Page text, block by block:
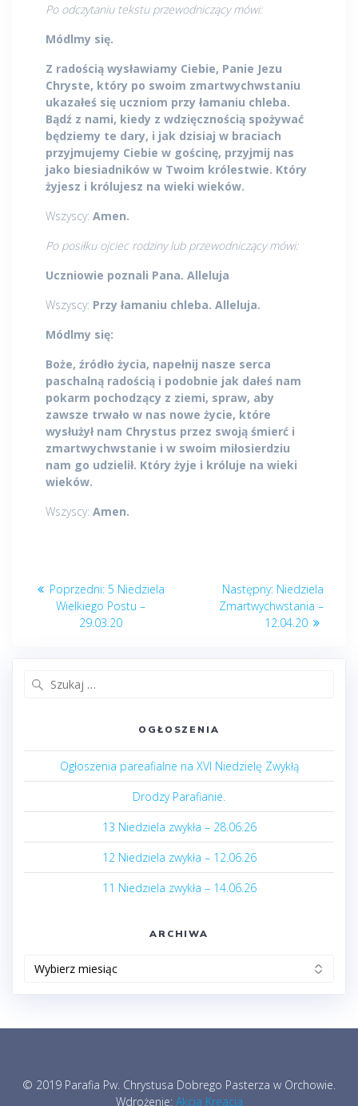
Po odczytaniu tekstu przewodniczący mówi:
Módlmy się.
Z radością wysławiamy Ciebie, Panie Jezu
Chryste, który po swoim zmartwychwstaniu
ukazałeś się uczniom przy łamaniu chleba.
Bądź z nami, kiedy z wdzięcznością spożywać
będziemy te dary, i jak dzisiaj w braciach
przyjmujemy Ciebie w gościnę, przyjmij nas
jako biesiadników w Twoim królestwie. Który
żyjesz i królujesz na wieki wieków.
Wszyscy: Amen.
Po posiłku ojciec rodziny lub przewodniczący mówi:
Uczniowie poznali Pana. Alleluja
Wszyscy: Przy łamaniu chleba. Alleluja.
Módlmy się:
Boże, źródło życia, napełnij nasze serca
paschalną radością i podobnie jak dałeś nam
pokarm pochodzący z ziemi, spraw, aby
zawsze trwało w nas nowe życie, które
wysłużył nam Chrystus przez swoją śmierć i
zmartwychwstanie i w swoim miłosierdziu
nam go udzielił. Który żyje i króluje na wieki
wieków.
Wszyscy: Amen.
Nawigacja
wpisu
Poprzedni: Poprzedni
post:
5 Niedziela
Wielkiego Postu –
29.03.20
Następny: Następny
post:
Niedziela
Zmartwychwstania –
12.04.20
OGŁOSZENIA
Ogłoszenia pareafialne na XVI Niedzielę Zwykłą
Drodzy Parafianie.
13 Niedziela zwykła – 28.06.26
12 Niedziela zwykła – 12.06.26
11 Niedziela zwykła – 14.06.26
ARCHIWA
© 2019 Parafia Pw. Chrystusa Dobrego Pasterza w Orchowie.
Wdrożenie: Akcja Kreacja